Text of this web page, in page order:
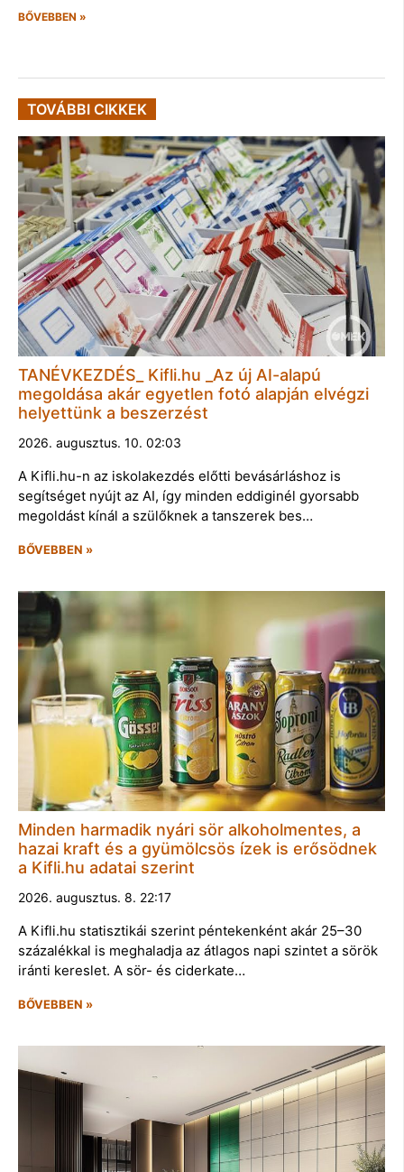
BŐVEBBEN »
TOVÁBBI CIKKEK
TANÉVKEZDÉS_ Kifli.hu _Az új AI-alapú
megoldása akár egyetlen fotó alapján elvégzi
helyettünk a beszerzést
2026. augusztus. 10. 02:03
A Kifli.hu-n az iskolakezdés előtti bevásárláshoz is
segítséget nyújt az AI, így minden eddiginél gyorsabb
megoldást kínál a szülőknek a tanszerek bes…
BŐVEBBEN »
Minden harmadik nyári sör alkoholmentes, a
hazai kraft és a gyümölcsös ízek is erősödnek
a Kifli.hu adatai szerint
2026. augusztus. 8. 22:17
A Kifli.hu statisztikái szerint péntekenként akár 25–30
százalékkal is meghaladja az átlagos napi szintet a sörök
iránti kereslet. A sör- és ciderkate…
BŐVEBBEN »